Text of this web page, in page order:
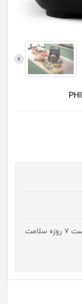
ضمانت مادام العمر اصالت و مهلت تست ۷ روزه سلامت